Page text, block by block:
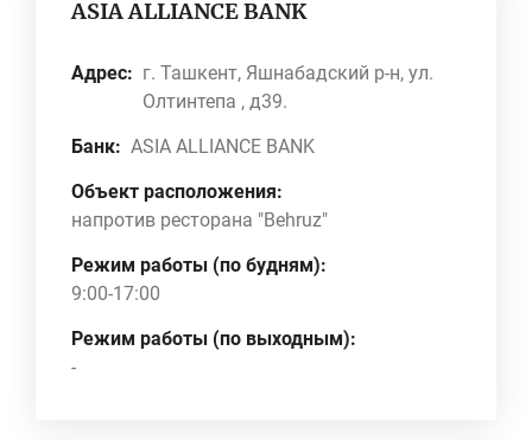
ASIA ALLIANCE BANK
Адрес: г. Ташкент, Яшнабадский р-н, ул.
Олтинтепа , д39.
Банк: ASIA ALLIANCE BANK
Объект расположения:
напротив ресторана "Behruz"
Режим работы (по будням):
9:00-17:00
Режим работы (по выходным):
-